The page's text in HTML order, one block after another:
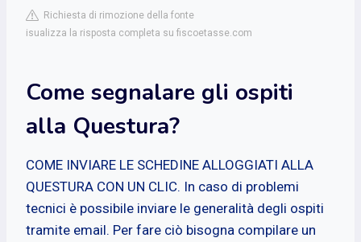
Richiesta di rimozione della fonte
isualizza la risposta completa su fiscoetasse.com
Come segnalare gli ospiti
alla Questura?
COME INVIARE LE SCHEDINE ALLOGGIATI ALLA
QUESTURA CON UN CLIC. In caso di problemi
tecnici è possibile inviare le generalità degli ospiti
tramite email. Per fare ciò bisogna compilare un